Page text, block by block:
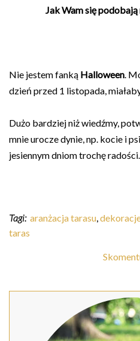
Jak Wam się
Nie jestem fanką Halloween .
dzień przed 1 listopada,
Dużo bardziej niż wiedźmy,
mnie urocze dynie, np. kocie i
jesiennym dniom trochę
Tagi: aranżacja tarasu
taras